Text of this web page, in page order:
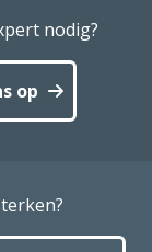
nodig?
op